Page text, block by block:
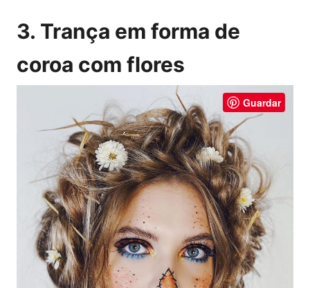
3. Trança em forma de
coroa com flores
Guardar